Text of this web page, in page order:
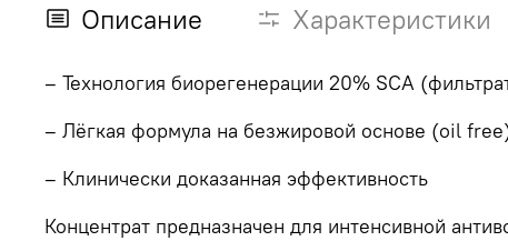
Описание Характеристики
– Технология биорегенерации 20% SCA
– Лёгкая формула на безжировой основе (oil
– Клинически доказанная эффективность
Концентрат предназначен для интенсивной